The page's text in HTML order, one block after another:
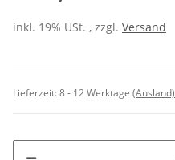
inkl. 19% USt. , zzgl. Versand
Lieferzeit:8 - 12 Werktage (Ausland)